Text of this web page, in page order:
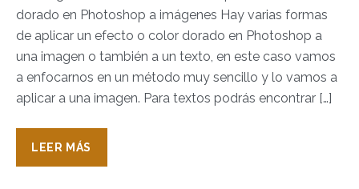
dorado en Photoshop a imágenes Hay varias formas
de aplicar un efecto o color dorado en Photoshop a
una imagen o también a un texto, en este caso vamos
a enfocarnos en un método muy sencillo y lo vamos a
aplicar a una imagen. Para textos podrás encontrar […]
LEER MÁS